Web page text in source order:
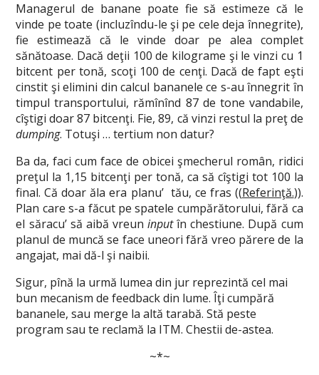
Managerul de banane poate fie să estimeze că le
vinde pe toate (incluzîndu-le şi pe cele deja înnegrite),
fie estimează că le vinde doar pe alea complet
sănătoase. Dacă deţii 100 de kilograme şi le vinzi cu 1
bitcent per tonă, scoţi 100 de cenţi. Dacă de fapt eşti
cinstit şi elimini din calcul bananele ce s-au înnegrit în
timpul transportului, rămînînd 87 de tone vandabile,
cîştigi doar 87 bitcenţi. Fie, 89, că vinzi restul la preţ de
dumping. Totuşi … tertium non datur?
Ba da, faci cum face de obicei şmecherul român, ridici
preţul la 1,15 bitcenţi per tonă, ca să cîştigi tot 100 la
final. Că doar ăla era planu’ tău, ce fras ((Referinţă.)).
Plan care s-a făcut pe spatele cumpărătorului, fără ca
el săracu’ să aibă vreuninputîn chestiune. După cum
planul de muncă se face uneori fără vreo părere de la
angajat, mai dă-l şi naibii.
Sigur, pînă la urmă lumea din jur reprezintă cel mai
bun mecanism de feedback din lume. Îţi cumpără
bananele, sau merge la altă tarabă. Stă peste
program sau te reclamă la ITM. Chestii de-astea.
~*~